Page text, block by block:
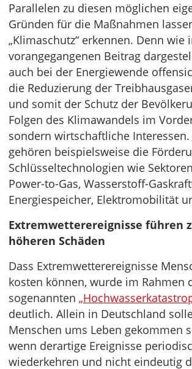
Parallelen zu diesen möglichen
Gründen für die Maßnahmen
„Klimaschutz“ erkennen. Denn wie
vorangegangenen Beitrag
auch bei der Energiewende
die Reduzierung der
und somit der Schutz der
Folgen des Klimawandels im
sondern wirtschaftliche Interessen.
gehören beispielsweise die
Schlüsseltechnologien wie
Power-to-Gas, Wasserstoff-
Energiespeicher, Elektromobilität
Extremwetterereignisse führen
höheren Schäden
Dass Extremwetterereignisse
kosten können, wurde im Rahmen
sogenannten
deutlich. Allein in Deutschland
Menschen ums Leben gekommen
wenn derartige Ereignisse
wiederkehren und nicht eindeutig